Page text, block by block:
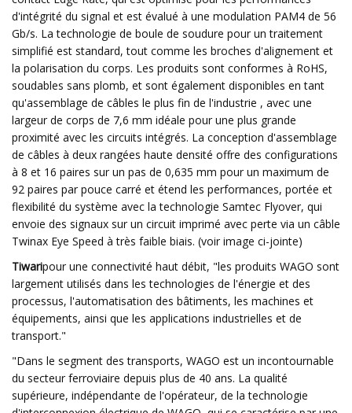
d'intégrité du signal et est évalué à une modulation PAM4 de 56
Gb/s. La technologie de boule de soudure pour un traitement
simplifié est standard, tout comme les broches d'alignement et
la polarisation du corps. Les produits sont conformes à RoHS,
soudables sans plomb, et sont également disponibles en tant
qu'assemblage de câbles le plus fin de l'industrie , avec une
largeur de corps de 7,6 mm idéale pour une plus grande
proximité avec les circuits intégrés. La conception d'assemblage
de câbles à deux rangées haute densité offre des configurations
à 8 et 16 paires sur un pas de 0,635 mm pour un maximum de
92 paires par pouce carré et étend les performances, portée et
flexibilité du système avec la technologie Samtec Flyover, qui
envoie des signaux sur un circuit imprimé avec perte via un câble
Twinax Eye Speed ​​à très faible biais. (voir image ci-jointe)
Tiwaripour une connectivité haut débit, "les produits WAGO sont
largement utilisés dans les technologies de l'énergie et des
processus, l'automatisation des bâtiments, les machines et
équipements, ainsi que les applications industrielles et de
transport."
"Dans le segment des transports, WAGO est un incontournable
du secteur ferroviaire depuis plus de 40 ans. La qualité
supérieure, indépendante de l'opérateur, de la technologie